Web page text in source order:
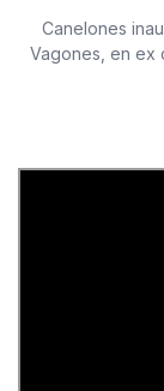
Canelones
Vagones, en ex